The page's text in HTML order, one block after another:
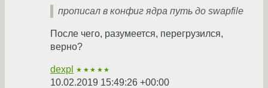
прописал в конфиг ядра путь до swapfile
После чего, разумеется, перегрузился,
верно?
dexpl ★★★★★
10.02.2019 15:49:26 +00:00